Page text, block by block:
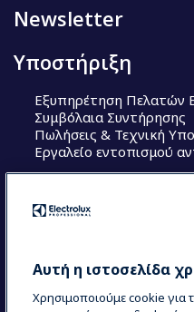
Newsletter
Υποστήριξη
Εξυπηρέτηση Πελατών
Συμβόλαια Συντήρησης
Πωλήσεις & Τεχνική
Εργαλείο εντοπισμού
Electrolux Professional
Αυτή η ιστοσελίδα
Χρησιμοποιούμε cookie για